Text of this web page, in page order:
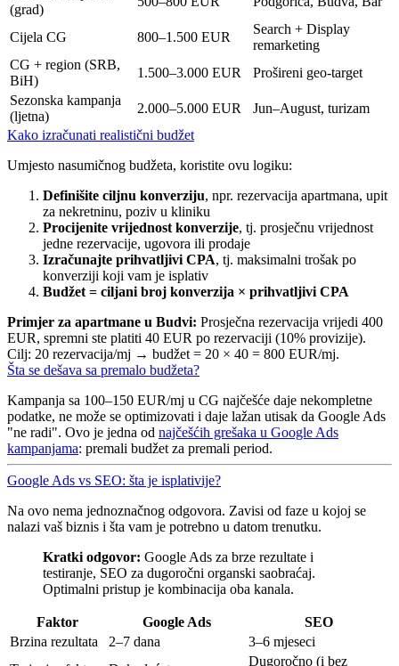
(grad)
Cijela CG 800–1.500 EUR
Search + Display
remarketing
CG + region (SRB,
BiH)
1.500–3.000 EUR
Prošireni geo-target
Sezonska kampanja
(ljetna)
2.000–5.000 EUR
Jun–August, turizam
Kako izračunati realistični budžet
Umjesto nasumičnog budžeta, koristite ovu logiku:
Definišite ciljnu konverziju, npr. rezervacija apartmana, upit
za nekretninu, poziv u kliniku
Procijenite vrijednost konverzije, tj. prosječnu vrijednost
jedne rezervacije, ugovora ili prodaje
Izračunajte prihvatljivi CPA, tj. maksimalni trošak po
konverziji koji vam je isplativ
Budžet = ciljani broj konverzija × prihvatljivi CPA
Primjer za apartmane u Budvi: Prosječna rezervacija vrijedi 400
EUR, spremni ste platiti 40 EUR po rezervaciji (10% provizije).
Cilj: 20 rezervacija/mj → budžet = 20 × 40 = 800 EUR/mj.
Šta se dešava sa premalo budžeta?
Kampanja sa 100–150 EUR/mj u CG najčešće daje nekompletne
podatke, ne može se optimizovati i daje lažan utisak da Google Ads
"ne radi". Ovo je jedna od najčešćih grešaka u Google Ads
kampanjama: premali budžet za premali period.
Google Ads vs SEO: šta je isplativije?
Na ovo nema jednoznačnog odgovora. Zavisi od faze u kojoj se
nalazi vaš biznis i šta vam je potrebno u datom trenutku.
Kratki odgovor: Google Ads za brze rezultate i
testiranje, SEO za dugoročni organski saobraćaj.
Optimalni pristup je kombinacija oba kanala.
Faktor Google Ads
SEO
Brzina rezultata
2–7 dana
3–6 mjeseci
Dugoročno (i bez